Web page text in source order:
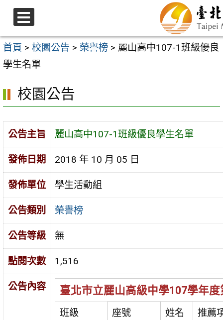
主
要
容
區
選
單
首頁 > 校園公告 > 榮譽榜 > 麗山高中107-1班級優良
學生名單
校園公告
公告主旨 麗山高中107-1班級優良學生名單
發佈日期 2018 年 10 月 05 日
發佈單位 學生活動組
公告類別 榮譽榜
公告等級 無
點閱次數 1,516
公告內容 臺北市立麗山高級中學107學年
班級 座號 姓名 推薦